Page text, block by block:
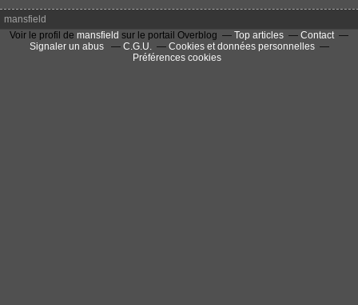
mansfield
Voir le profil de mansfield sur le portail Overblog Top articles
Contact
Signaler un abus
C.G.U.
Cookies et données personnelles
Préférences cookies